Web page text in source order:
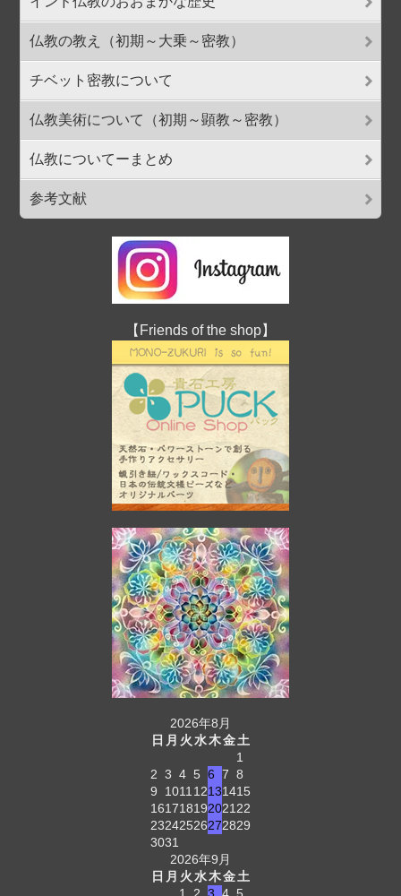
仏教の教え（初期～大乗～密教）
チベット密教について
仏教美術について（初期～顕教～密教）
仏教についてーまとめ
参考文献
【Friends of the shop】
2026年8月
日 月 火水木金土
1
2 3 4 5 6 7 8
9
1011 12131415
161718192021 22
23242526272829
3031
2026年9月
日 月 火水木金土